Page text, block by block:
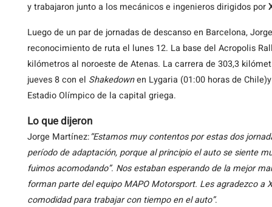
y trabajaron junto a los mecánicos e ingenieros dirigidos por
Luego de un par de jornadas de descanso en Barcelona,
reconocimiento de ruta el lunes 12. La base del Acropolis
kilómetros al noroeste de Atenas. La carrera de 303,3
jueves 8 con el Shakedownen Lygaria (01:00 horas de
Estadio Olímpico de la capital griega.
Lo que dijeron
Jorge Martínez:“Estamos muy contentos por estas dos
período de adaptación, porque al principio el auto se siente
fuimos acomodando”. Nos estaban esperando de la mejor
forman parte del equipo MAPO Motorsport. Les agradezco a
comodidad para trabajar con tiempo en el auto”.